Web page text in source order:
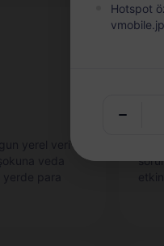
Hotspot